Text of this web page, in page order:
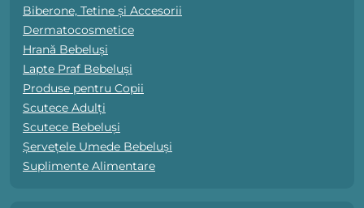
Biberone, Tetine și Accesorii
Dermatocosmetice
Hrană Bebeluși
Lapte Praf Bebeluși
Produse pentru Copii
Scutece Adulți
Scutece Bebeluși
Șervețele Umede Bebeluși
Suplimente Alimentare